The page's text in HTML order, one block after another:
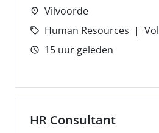
Vilvoorde
Human Resources
15 uur geleden
HR Consultant